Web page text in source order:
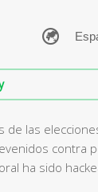
de las
contra
ha sido